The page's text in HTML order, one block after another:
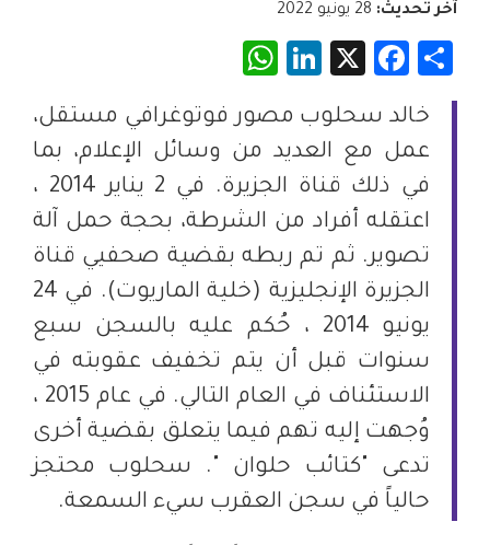
آخر تحديث:
Share
Facebook
LinkedIn
خالد سحلوب مصور فوتوغرافي مستقل،
عمل مع العديد من وسائل الإعلام، بما
في ذلك قناة الجزيرة. في 2 يناير 2014 ،
اعتقله أفراد من الشرطة، بحجة حمل آلة
تصوير. ثم تم ربطه بقضية صحفيي قناة
الجزيرة الإنجليزية (خلية الماريوت). في 24
يونيو 2014 ، حُكم عليه بالسجن سبع
سنوات قبل أن يتم تخفيف عقوبته في
الاستئناف في العام التالي. في عام 2015 ،
وُجهت إليه تهم فيما يتعلق بقضية أخرى
تدعى "كتائب حلوان ". سحلوب محتجز
حالياً في سجن العقرب سيء السمعة.